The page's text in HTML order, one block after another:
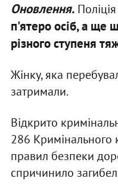
Оновлення.
п'ятеро осіб, а ще
різного ступеня
Жінку, яка
затримали.
Відкрито
286 Кримінального
правил безпеки
спричинило